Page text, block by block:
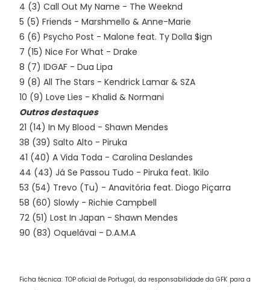
4 (3) Call Out My Name - The Weeknd
5 (5) Friends - Marshmello & Anne-Marie
6 (6) Psycho Post - Malone feat. Ty Dolla $ign
7 (15) Nice For What - Drake
8 (7) IDGAF - Dua Lipa
9 (8) All The Stars - Kendrick Lamar & SZA
10 (9) Love Lies - Khalid & Normani
Outros destaques
21 (14) In My Blood - Shawn Mendes
38 (39) Salto Alto - Piruka
41 (40) A Vida Toda - Carolina Deslandes
44 (43) Já Se Passou Tudo - Piruka feat. 1Kilo
53 (54) Trevo (Tu) - Anavitória feat. Diogo Piçarra
58 (60) Slowly - Richie Campbell
72 (51) Lost In Japan - Shawn Mendes
90 (83) Oquelávai - D.A.M.A
Ficha técnica: TOP oficial de Portugal, da responsabilidade da GFK para a